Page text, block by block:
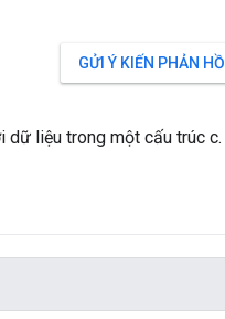
GỬI Ý KIẾN PHẢN HỒI
liệu trong một cấu trúc c.